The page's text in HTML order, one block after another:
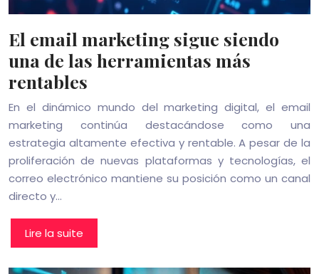
El email marketing sigue siendo
una de las herramientas más
rentables
En el dinámico mundo del marketing digital, el email
marketing continúa destacándose como una
estrategia altamente efectiva y rentable. A pesar de la
proliferación de nuevas plataformas y tecnologías, el
correo electrónico mantiene su posición como un canal
directo y…
Lire la suite